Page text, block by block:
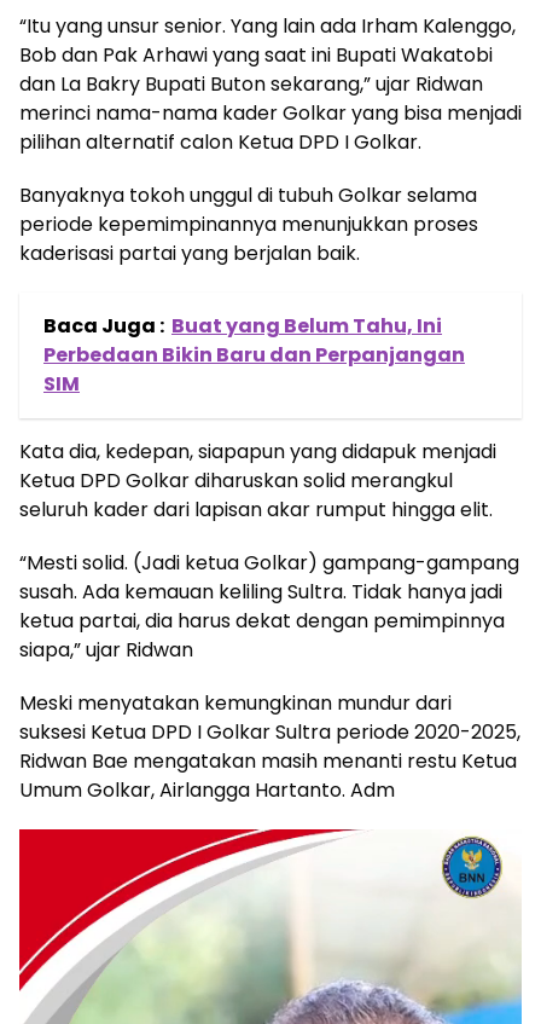
“Itu yang unsur senior. Yang lain ada Irham Kalenggo,
Bob dan Pak Arhawi yang saat ini Bupati Wakatobi
dan La Bakry Bupati Buton sekarang,” ujar Ridwan
merinci nama-nama kader Golkar yang bisa menjadi
pilihan alternatif calon Ketua DPD I Golkar.
Banyaknya tokoh unggul di tubuh Golkar selama
periode kepemimpinannya menunjukkan proses
kaderisasi partai yang berjalan baik.
Baca Juga : Buat yang Belum Tahu, Ini
Perbedaan Bikin Baru dan Perpanjangan
SIM
Kata dia, kedepan, siapapun yang didapuk menjadi
Ketua DPD Golkar diharuskan solid merangkul
seluruh kader dari lapisan akar rumput hingga elit.
“Mesti solid. (Jadi ketua Golkar) gampang-gampang
susah. Ada kemauan keliling Sultra. Tidak hanya jadi
ketua partai, dia harus dekat dengan pemimpinnya
siapa,” ujar Ridwan
Meski menyatakan kemungkinan mundur dari
suksesi Ketua DPD I Golkar Sultra periode 2020-2025,
Ridwan Bae mengatakan masih menanti restu Ketua
Umum Golkar, Airlangga Hartanto. Adm